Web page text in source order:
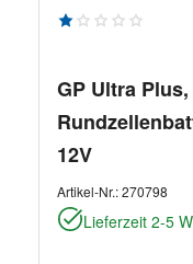
GP Ultra
12V
Artikel-Nr.:270798
Lieferzeit 2-5